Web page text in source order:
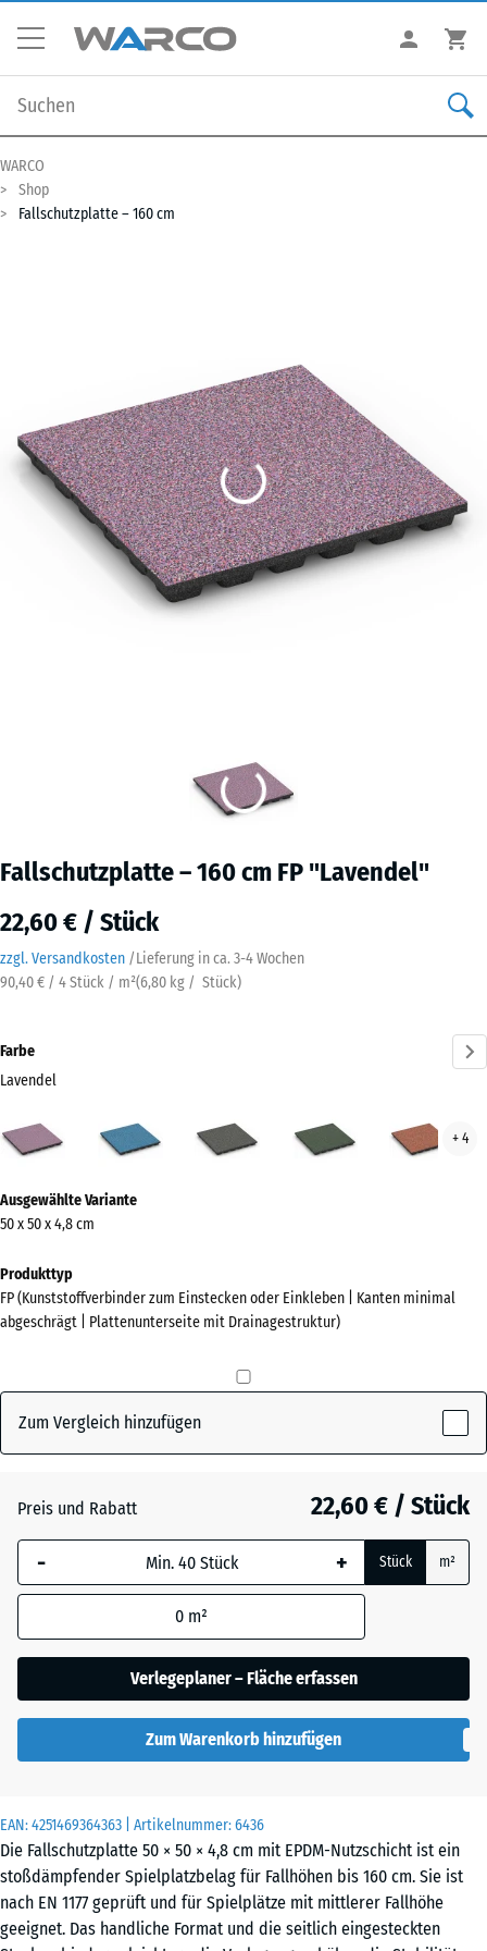
WARCO
Shop
Fallschutzplatte – 160 cm
Fallschutzplatte – 160 cm FP "Lavendel"
22,60 € / Stück
zzgl. Versandkosten /Lieferung in ca. 3-4 Wochen
90,40 € / 4 Stück / m²(6,80 kg / Stück)
EAN:4251469364363 | Artikelnummer:6436
Die Fallschutzplatte 50 × 50 × 4,8 cm mit EPDM-Nutzschicht ist ein
stoßdämpfender Spielplatzbelag für Fallhöhen bis 160 cm. Sie ist
nach EN 1177 geprüft und für Spielplätze mit mittlerer Fallhöhe
geeignet. Das handliche Format und die seitlich eingesteckten
Farbe
Lavendel
(active)
Dunkelgrauer
Granit
Englischer
Rasen
+ 4
Informationen
zu
Farben?
Farbpalette
(active)
Dunkelgrauer
Granit
- 0,30 €
Grauer
Granit
Ausgewählte Variante
50 x 50 x 4,8 cm
Produkttyp
FP (Kunststoffverbinder zum Einstecken oder Einkleben | Kanten minimal
abgeschrägt | Plattenunterseite mit Drainagestruktur)
Zum Vergleich hinzufügen
Preis und Rabatt 22,60 € / Stück
- + Stück m²
0 m²
Verlegeplaner – Fläche erfassen
Zum Warenkorb hinzufügen